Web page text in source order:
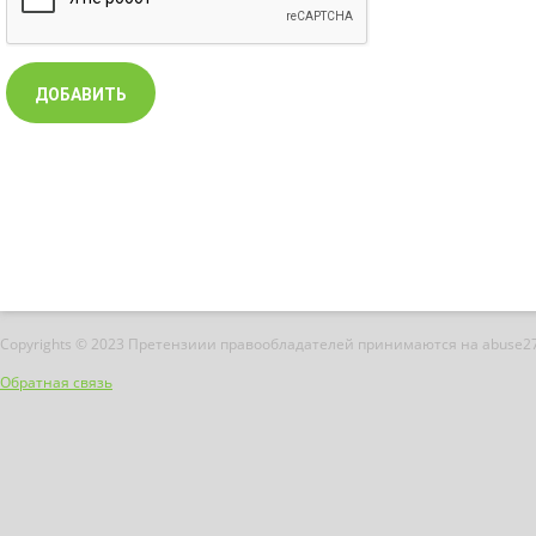
Copyrights © 2023 Претензиии правообладателей принимаются на
Обратная связь